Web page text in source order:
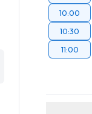
10:00
10:30
11:00